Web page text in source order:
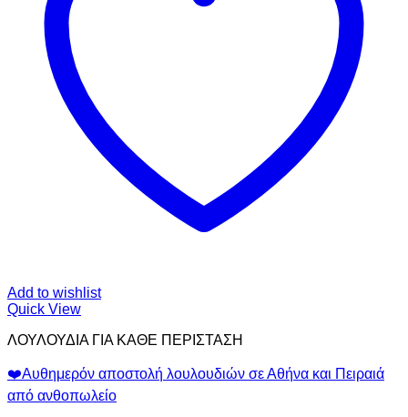
Add to wishlist
Quick View
ΛΟΥΛΟΥΔΙΑ ΓΙΑ ΚΑΘΕ ΠΕΡΙΣΤΑΣΗ
❤️Αυθημερόν αποστολή λουλουδιών σε Αθήνα και Πειραιά
από ανθοπωλείο